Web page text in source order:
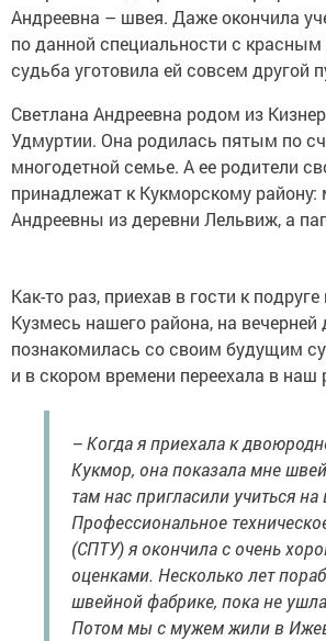
Андреевна – швея. Даже окончила
по данной специальности с
судьба уготовила ей совсем другой
Светлана Андреевна родом из
Удмуртии. Она родилась пятым по
многодетной семье. А ее родители
принадлежат к Кукморскому
Андреевны из деревни Лельвиж, а
Как-то раз, приехав в гости к
Кузмесь нашего района, на вечерней
познакомилась со своим будущим
и в скором времени переехала в наш
– Когда я приехала к
Кукмор, она показала мне
там нас пригласили учиться
Профессиональное
(СПТУ) я окончила с очень
оценками. Несколько лет
швейной фабрике, пока не
Потом мы с мужем жили в